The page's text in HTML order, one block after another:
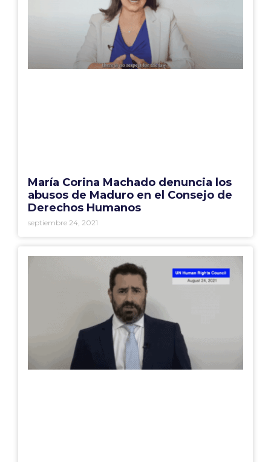
María Corina Machado denuncia los
abusos de Maduro en el Consejo de
Derechos Humanos
septiembre 24, 2021